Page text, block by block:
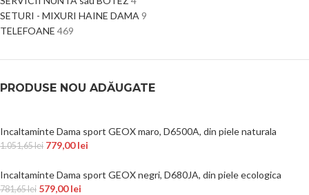
SETURI - MIXURI HAINE DAMA 9
TELEFOANE 469
PRODUSE NOU ADĂUGATE
Incaltaminte Dama sport GEOX maro, D6500A, din piele naturala
1.051,65lei 779,00lei
Incaltaminte Dama sport GEOX negri, D680JA, din piele ecologica
781,65lei 579,00lei